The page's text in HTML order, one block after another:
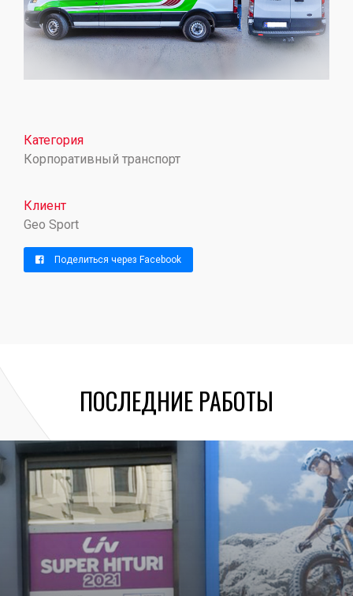
Категория
Корпоративный транспорт
Клиент
Geo Sport
Поделиться через Facebook
ПОСЛЕДНИЕ РАБОТЫ